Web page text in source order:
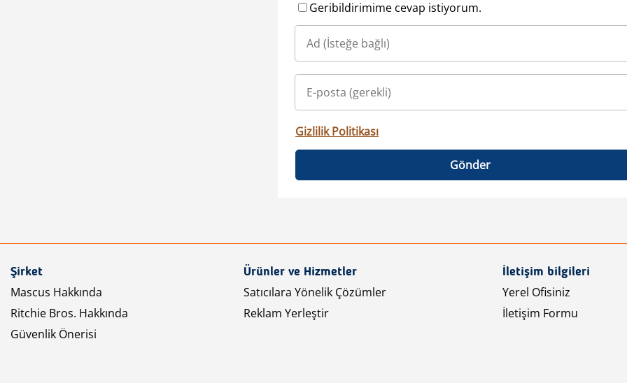
Geribildirimime cevap istiyorum.
Gizlilik Politikası
Gönder
Şirket
Mascus Hakkında
Ritchie Bros. Hakkında
Güvenlik Önerisi
Ürünler ve Hizmetler
Satıcılara Yönelik Çözümler
Reklam Yerleştir
İletişim bilgileri
Yerel Ofisiniz
İletişim Formu